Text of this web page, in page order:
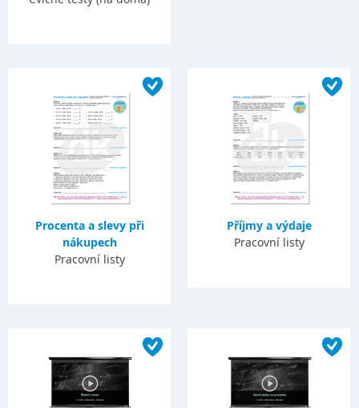
Procenta a slevy při
nákupech
Pracovní listy
Příjmy a výdaje
Pracovní listy